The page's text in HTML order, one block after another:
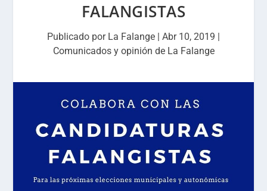
FALANGISTAS
Publicado por La Falange | Abr 10, 2019 |
Comunicados y opinión de La Falange